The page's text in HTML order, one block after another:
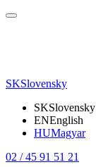
SKSlovensky
SKSlovensky
ENEnglish
HUMagyar
02 / 45 91 51 21